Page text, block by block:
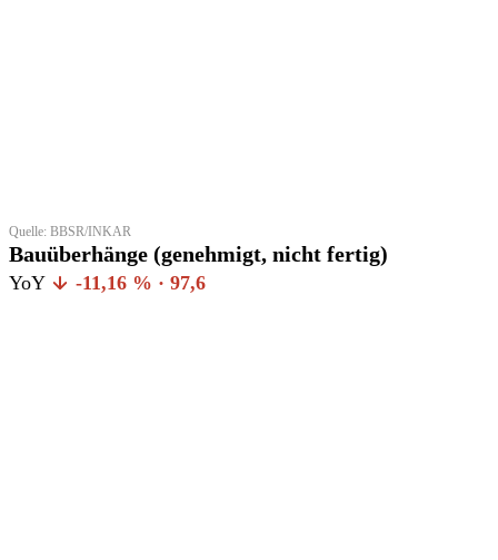
Quelle: BBSR/INKAR
Bauüberhänge (genehmigt, nicht fertig)
YoY -11,16 % · 97,6